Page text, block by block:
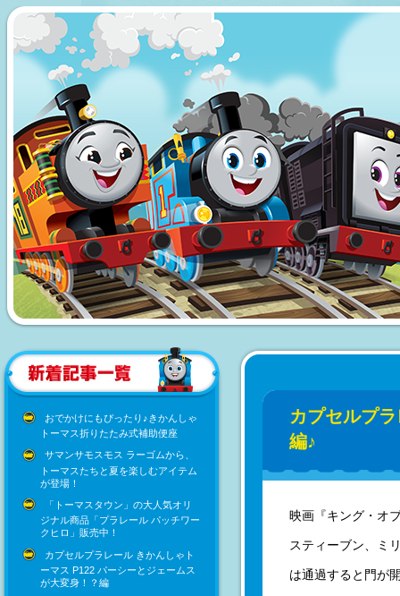
おでかけにもぴったり♪きかんしゃ
トーマス折りたたみ式補助便座
サマンサモスモス ラーゴムから、
トーマスたちと夏を楽しむアイテム
が登場！
「トーマスタウン」の大人気オリ
ジナル商品「プラレール パッチワー
クヒロ」販売中！
カプセルプラレール きかんしゃト
ーマス P122 パーシーとジェームス
が大変身！？編
カプセルプ
編♪
映画『キング・オ
スティーブン、ミ
は通過すると門が